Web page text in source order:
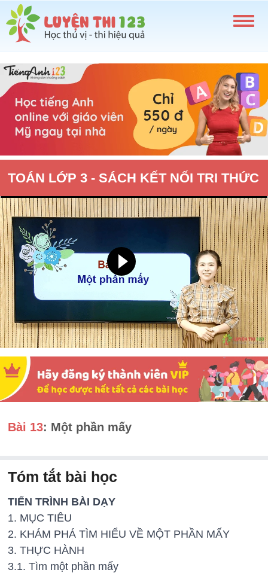
TOÁN LỚP 3 - SÁCH KẾT NỐI TRI THỨC
Bài 13: Một phần mấy
Tóm tắt bài học
TIẾN TRÌNH BÀI DẠY
1. MỤC TIÊU
2. KHÁM PHÁ TÌM HIỂU VỀ MỘT PHẦN MẤY
3. THỰC HÀNH
3.1. Tìm một phần mấy